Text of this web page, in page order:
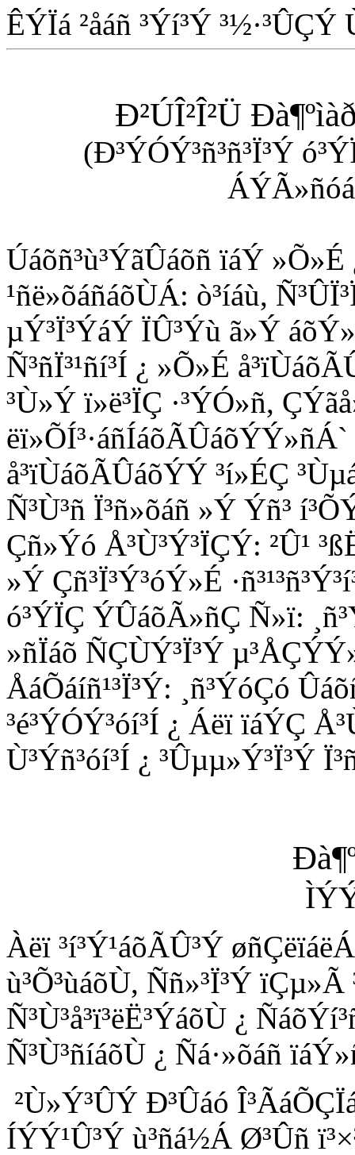
ÊÝÏá ²åáñ ³Ýí³Ý ³½·³ÛÇÝ
Ð²ÚÎ²Î²Ü
(Ð³ÝÓÝ³ñ³ñ³Ï³Ý
Úáõñ³ù³ÝãÛáõñ ïáÝ »Õ»É
¹ñë»õáñáõÙÁ: ò³íáù,
µÝ³Ï³ÝáÝ ÏÛ³Ýù ã»Ý
Ñ³ñÏ³¹ñí³Í ¿ »Õ»É
³Ù»Ý ï»ë³ÏÇ ·³ÝÓ»ñ,
å³ïÙáõÃÛáõÝÝ ³í»ÉÇ
Ñ³Ù³ñ Ï³ñ»õáñ »Ý Ýñ³
Çñ»Ýó Å³Ù³Ý³ÏÇÝ: ²Û¹
»Ý Çñ³Ï³Ý³óÝ»É
ó³ÝÏÇ ÝÛáõÃ»ñÇ Ñ»ï:
»ñÏáõ ÑÇÙÝ³Ï³Ý
ÅáÕáíñ¹³Ï³Ý: ¸ñ³ÝóÇó
³é³ÝÓÝ³óí³Í ¿ Áëï ïáÝÇ
Ù³Ýñ³óí³Í ¿ ³Ûµµ»Ý³Ï³Ý
Àëï ³í³Ý¹áõÃÛ³Ý
ù³Õ³ùáõÙ, Ññ»³Ï³Ý
Ñ³Ù³å³ï³ëË³ÝáõÙ ¿
Ñ³Ù³ñíáõÙ ¿ Ñá·»õáñ
²Ù»Ý³ÛÝ Ð³Ûáó
ÍÝÝ¹Û³Ý ù³ñá½Á Ø³Ûñ